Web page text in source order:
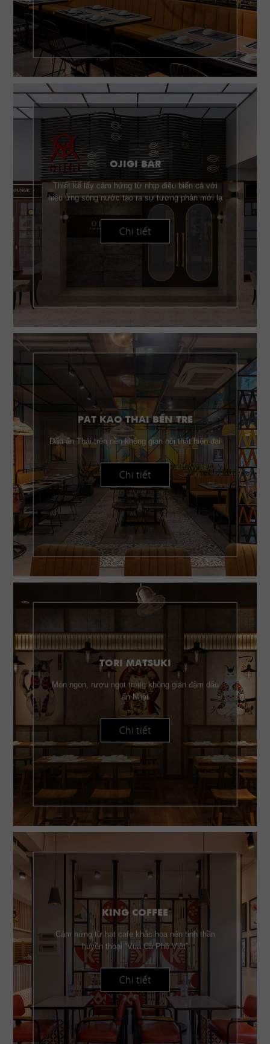
OJIGI BAR
Thiết kế lấy cảm hứng từ nhịp điệu biển cả với
hiệu ứng sóng nước tạo ra sự tương phản mới lạ
Chi tiết
PAT KAO THAI BẾN TRE
Dấu ấn Thái trên nền không gian nội thất hiện đại
Chi tiết
TORI MATSUKI
Món ngon, rượu ngọt trong không gian đậm dấu
ấn Nhật
Chi tiết
KING COFFEE
Cảm hứng từ hạt cafe khắc họa nên tinh thần
huyền thoại “Vua Cà Phê Việt”
Chi tiết